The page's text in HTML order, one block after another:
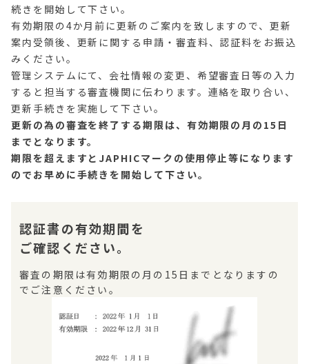
続きを開始して下さい。
有効期限の4か月前に更新のご案内を致しますので、更新
案内受領後、更新に関する申請・審査料、認証料をお振込
みください。
管理システムにて、会社情報の変更、希望審査日等の入力
すると担当する審査機関に伝わります。連絡を取り合い、
更新手続きを実施して下さい。
更新の為の審査を終了する期限は、有効期限の月の15日
までとなります。
期限を超えますとJAPHICマークの使用停止等になります
のでお早めに手続きを開始して下さい。
認証書の有効期間を
ご確認ください。
審査の期限は有効期限の月の15日までとなりますの
でご注意ください。